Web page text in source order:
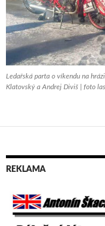
Ledařská parta o víkendu na
Klatovský a Andrej Diviš | foto
REKLAMA